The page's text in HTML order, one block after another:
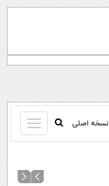
نسخه اصلی
باز
و
کردن